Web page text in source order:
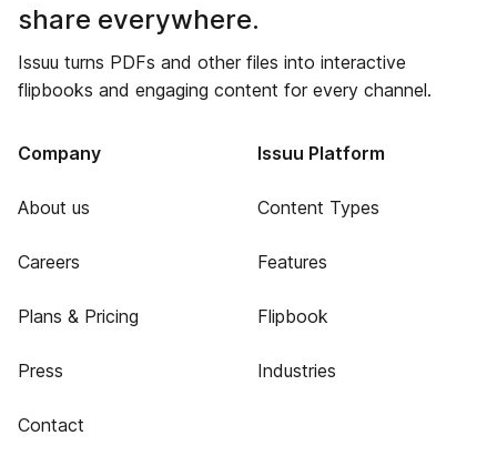
share everywhere.
Issuu turns PDFs and other files into interactive
flipbooks and engaging content for every channel.
Company
About us
Careers
Plans & Pricing
Press
Contact
Issuu Platform
Content Types
Features
Flipbook
Industries